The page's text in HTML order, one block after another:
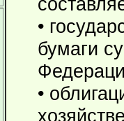
•
бумаги
•